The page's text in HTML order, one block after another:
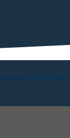
E1000